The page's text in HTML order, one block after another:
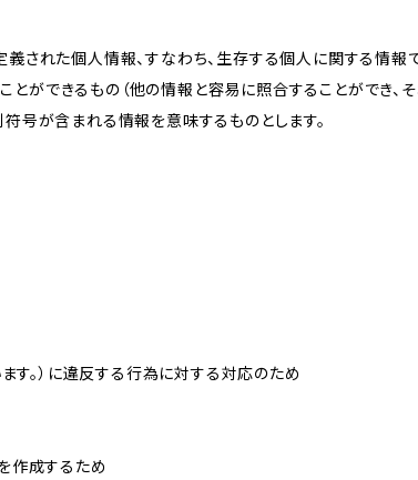
された個人情報、すなわち、生存する個人に関する情報
ができるもの（他の情報と容易に照合することができ、
号が含まれる情報を意味するものとします。
ます。）に違反する行為に対する対応のため
作成するため